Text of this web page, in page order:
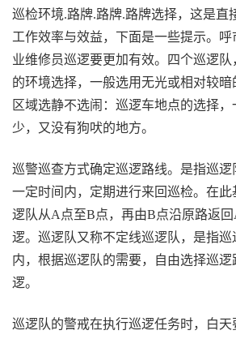
巡检环境.路牌.路牌.路牌选择，这是直
工作效率与效益，下面是一些提示。
业维修员巡逻要更加有效。四个巡逻
的环境选择，一般选用无光或相对较
区域选静不选闹：巡逻车地点的选择
少，又没有狗吠的地方。
巡警巡查方式确定巡逻路线。是指巡
一定时间内，定期进行来回巡检。在
逻队从A点至B点，再由B点沿原路返
逻。巡逻队又称不定线巡逻队，是指巡
内，根据巡逻队的需要，自由选择巡
逻。
巡逻队的警戒在执行巡逻任务时，白